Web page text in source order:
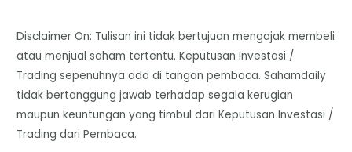
Disclaimer On: Tulisan ini tidak bertujuan mengajak membeli
atau menjual saham tertentu. Keputusan Investasi /
Trading sepenuhnya ada di tangan pembaca. Sahamdaily
tidak bertanggung jawab terhadap segala kerugian
maupun keuntungan yang timbul dari Keputusan Investasi /
Trading dari Pembaca.